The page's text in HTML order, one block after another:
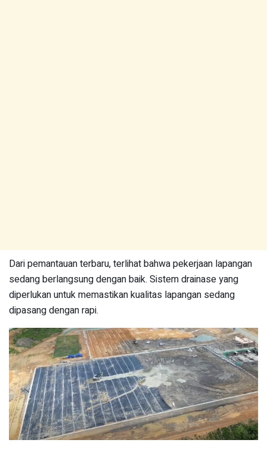
Dari pemantauan terbaru, terlihat bahwa pekerjaan lapangan
sedang berlangsung dengan baik. Sistem drainase yang
diperlukan untuk memastikan kualitas lapangan sedang
dipasang dengan rapi.